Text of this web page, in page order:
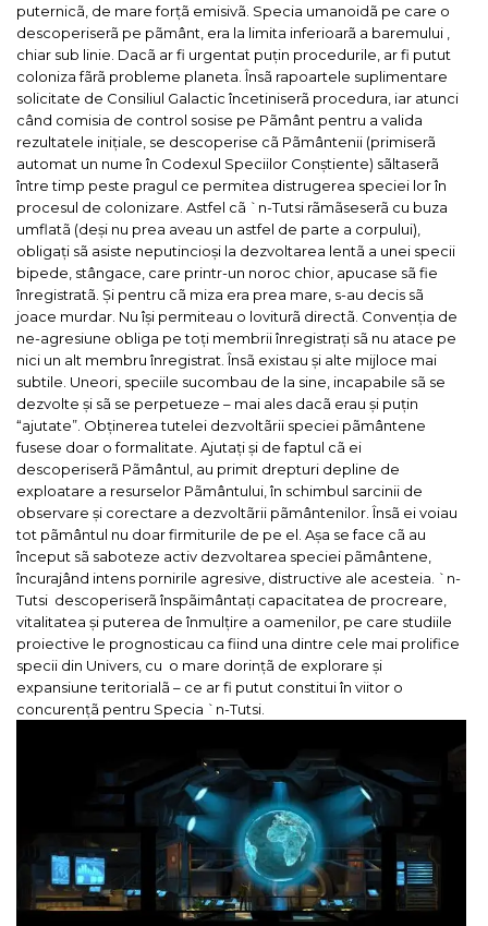
puternicã, de mare forțã emisivã. Specia umanoidã pe care o
descoperiserã pe pãmânt, era la limita inferioarã a baremului ,
chiar sub linie. Dacã ar fi urgentat puțin procedurile, ar fi putut
coloniza fãrã probleme planeta. Însã rapoartele suplimentare
solicitate de Consiliul Galactic încetiniserã procedura, iar atunci
când comisia de control sosise pe Pãmânt pentru a valida
rezultatele inițiale, se descoperise cã Pãmântenii (primiserã
automat un nume în Codexul Speciilor Conștiente) sãltaserã
între timp peste pragul ce permitea distrugerea speciei lor în
procesul de colonizare. Astfel cã `n-Tutsi rãmãseserã cu buza
umflatã (deși nu prea aveau un astfel de parte a corpului),
obligați sã asiste neputincioși la dezvoltarea lentã a unei specii
bipede, stângace, care printr-un noroc chior, apucase sã fie
înregistratã. Și pentru cã miza era prea mare, s-au decis sã
joace murdar. Nu își permiteau o loviturã directã. Convenția de
ne-agresiune obliga pe toți membrii înregistrați sã nu atace pe
nici un alt membru înregistrat. Însã existau și alte mijloce mai
subtile. Uneori, speciile sucombau de la sine, incapabile sã se
dezvolte și sã se perpetueze – mai ales dacã erau și puțin
“ajutate”. Obținerea tutelei dezvoltãrii speciei pãmântene
fusese doar o formalitate. Ajutați și de faptul cã ei
descoperiserã Pãmântul, au primit drepturi depline de
exploatare a resurselor Pãmântului, în schimbul sarcinii de
observare și corectare a dezvoltãrii pãmântenilor. Însã ei voiau
tot pãmântul nu doar firmiturile de pe el. Așa se face cã au
început sã saboteze activ dezvoltarea speciei pãmântene,
încurajând intens pornirile agresive, distructive ale acesteia. `n-
Tutsi descoperiserã înspãimântați capacitatea de procreare,
vitalitatea și puterea de înmulțire a oamenilor, pe care studiile
proiective le prognosticau ca fiind una dintre cele mai prolifice
specii din Univers, cu o mare dorințã de explorare și
expansiune teritorialã – ce ar fi putut constitui în viitor o
concurențã pentru Specia `n-Tutsi.